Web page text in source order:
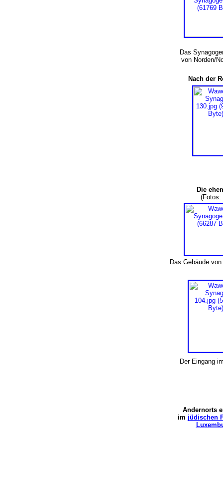
Das
von Norden/
Nach der
Die
(Fotos:
Das Gebäude
Der Eingang
Andernorts
im jüdischen